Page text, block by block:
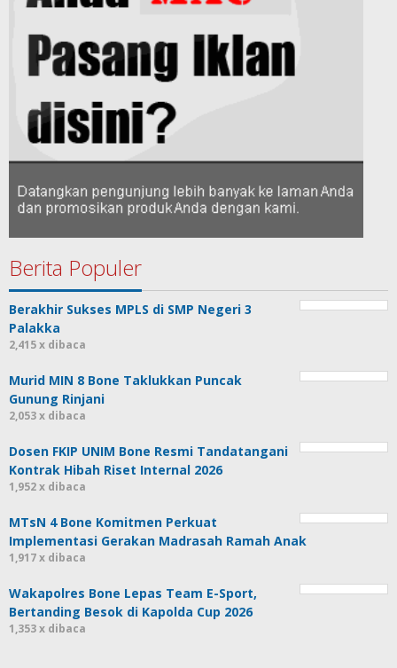
Berita Populer
Berakhir Sukses MPLS di SMP Negeri 3
Palakka
2,415 x dibaca
Murid MIN 8 Bone Taklukkan Puncak
Gunung Rinjani
2,053 x dibaca
Dosen FKIP UNIM Bone Resmi Tandatangani
Kontrak Hibah Riset Internal 2026
1,952 x dibaca
MTsN 4 Bone Komitmen Perkuat
Implementasi Gerakan Madrasah Ramah Anak
1,917 x dibaca
Wakapolres Bone Lepas Team E-Sport,
Bertanding Besok di Kapolda Cup 2026
1,353 x dibaca